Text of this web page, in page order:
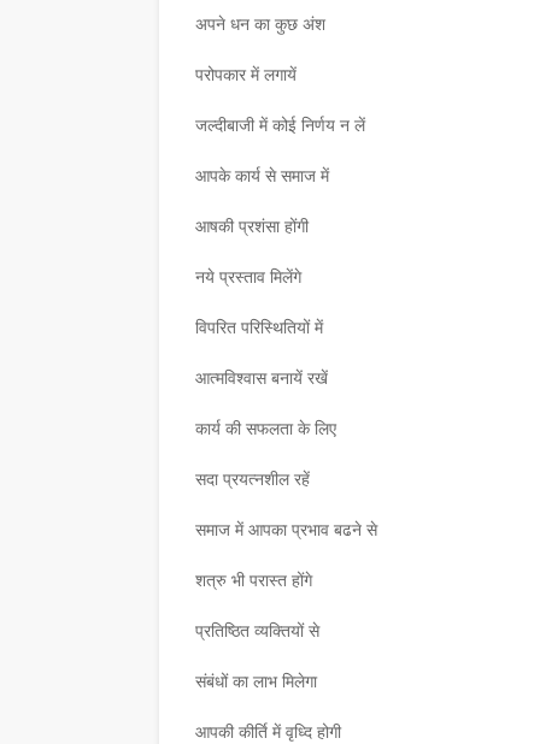
अपने धन का कुछ अंश
परोपकार में लगायें
जल्दीबाजी में कोई निर्णय न लें
आपके कार्य से समाज में
आषकी प्रशंसा होंगी
नये प्रस्ताव मिलेंगे
विपरित परिस्थितियों में
आत्मविश्वास बनायें रखें
कार्य की सफलता के लिए
सदा प्रयत्नशील रहें
समाज में आपका प्रभाव बढने से
शत्रु भी परास्त होंगे
प्रतिष्ठित व्यक्तियों से
संबंधों का लाभ मिलेगा
आपकी कीर्ति में वृध्दि होगी
पर हुई राष्ट्रीय संगोष्ठी
संगोष्ठीस्वाधीनता से लेकर सुराज तक की
,
पद्मश्री कैलाशचंद्र पंत
भाषा की रक्षा और समृद्धि का
उदाहरण
कीर्ति शेष--पद्मश्री कैलाशचंद्र पंत दादा- हिंदी भाषा